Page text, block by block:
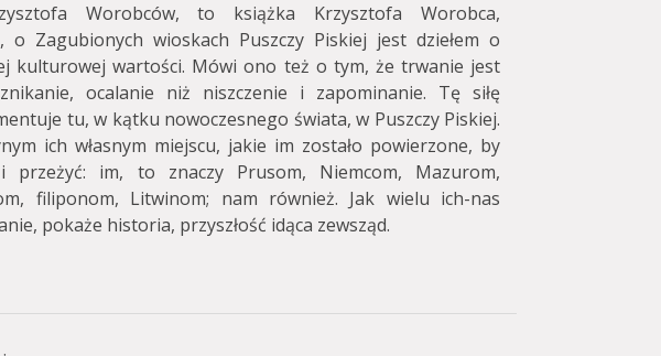
Worobców, to książka Krzysztofa Worobca,
o Zagubionych wioskach Puszczy Piskiej jest dziełem o
kulturowej wartości. Mówi ono też o tym, że trwanie jest
ocalanie niż niszczenie i zapominanie. Tę siłę
tu, w kątku nowoczesnego świata, w Puszczy Piskiej.
ich własnym miejscu, jakie im zostało powierzone, by
przeżyć: im, to znaczy Prusom, Niemcom, Mazurom,
filiponom, Litwinom; nam również. Jak wielu ich-nas
pokaże historia, przyszłość idąca zewsząd.